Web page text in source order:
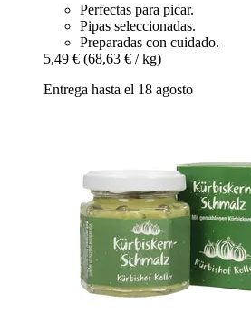
Perfectas para picar.
Pipas seleccionadas.
Preparadas con cuidado.
5,49 € (68,63 € / kg)
Entrega hasta el 18 agosto